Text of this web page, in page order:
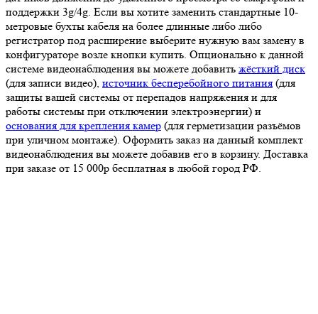
поддержки 3g/4g. Если вы хотите заменить стандартные 10-
метровые бухты кабеля на более длинные либо либо
регистратор под расширение выберите нужную вам замену в
конфигураторе возле кнопки купить. Опционально к данной
системе видеонаблюдения вы можете добавить жёсткий диск
(для записи видео), источник бесперебойного питания (для
защиты вашей системы от перепадов напряжения и для
работы системы при отключении электроэнергии) и
основания для крепления камер (для герметизации разъёмов
при уличном монтаже). Оформить заказ на данный комплект
видеонаблюдения вы можете добавив его в корзину. Доставка
при заказе от 15 000р бесплатная в любой город РФ.